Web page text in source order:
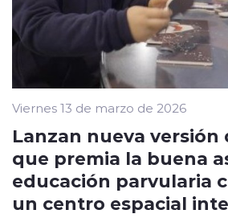
Viernes 13 de marzo de 2026
Lanzan nueva versión
que premia la buena
educación parvularia
un centro espacial